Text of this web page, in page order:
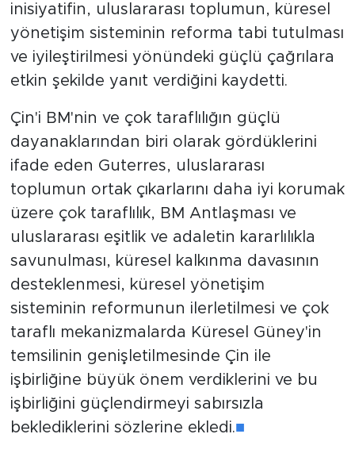
inisiyatifin, uluslararası toplumun, küresel
yönetişim sisteminin reforma tabi tutulması
ve iyileştirilmesi yönündeki güçlü çağrılara
etkin şekilde yanıt verdiğini kaydetti.
Çin'i BM'nin ve çok taraflılığın güçlü
dayanaklarından biri olarak gördüklerini
ifade eden Guterres, uluslararası
toplumun ortak çıkarlarını daha iyi korumak
üzere çok taraflılık, BM Antlaşması ve
uluslararası eşitlik ve adaletin kararlılıkla
savunulması, küresel kalkınma davasının
desteklenmesi, küresel yönetişim
sisteminin reformunun ilerletilmesi ve çok
taraflı mekanizmalarda Küresel Güney'in
temsilinin genişletilmesinde Çin ile
işbirliğine büyük önem verdiklerini ve bu
işbirliğini güçlendirmeyi sabırsızla
beklediklerini sözlerine ekledi.■